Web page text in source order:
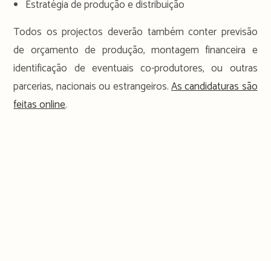
Estratégia de produção e distribuição
Todos os projectos deverão também conter previsão
de orçamento de produção, montagem financeira e
identificação de eventuais co-produtores, ou outras
parcerias, nacionais ou estrangeiros.As candidaturas são
feitas online.